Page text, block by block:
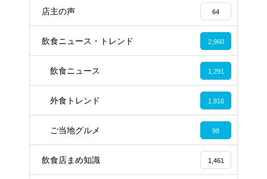
店主の声 64
飲食ニュース・トレンド 2,960
飲食ニュース 1,291
外食トレンド 1,816
ご当地グルメ 98
飲食店まめ知識 1,461